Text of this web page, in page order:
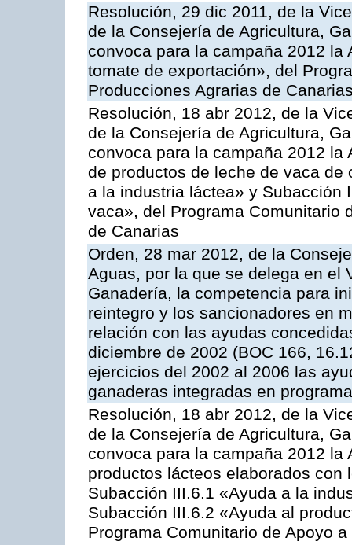
Resolución, 29 dic 2011, de la
de la Consejería de Agricultura,
convoca para la campaña 2012
tomate de exportación», del
Producciones Agrarias de
Resolución, 18 abr 2012, de la
de la Consejería de Agricultura,
convoca para la campaña 2012
de productos de leche de vaca
a la industria láctea» y Subacción
vaca», del Programa Comunitario
de Canarias
Orden, 28 mar 2012, de la
Aguas, por la que se delega en el
Ganadería, la competencia para
reintegro y los sancionadores en
relación con las ayudas
diciembre de 2002 (BOC 166,
ejercicios del 2002 al 2006 las
ganaderas integradas en
Resolución, 18 abr 2012, de la
de la Consejería de Agricultura,
convoca para la campaña 2012
productos lácteos elaborados
Subacción III.6.1 «Ayuda a la
Subacción III.6.2 «Ayuda al
Programa Comunitario de Apoyo